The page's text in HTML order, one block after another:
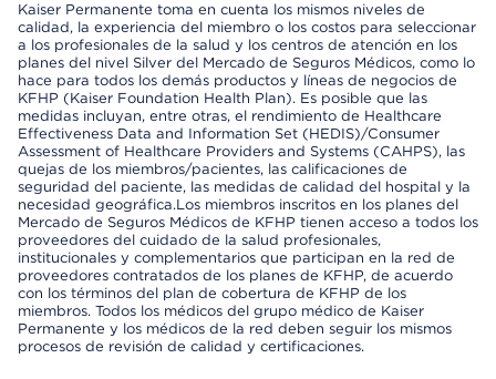
Kaiser Permanente toma en cuenta los mismos niveles de
calidad, la experiencia del miembro o los costos para seleccionar
a los profesionales de la salud y los centros de atención en los
planes del nivel Silver del Mercado de Seguros Médicos, como lo
hace para todos los demás productos y líneas de negocios de
KFHP (Kaiser Foundation Health Plan). Es posible que las
medidas incluyan, entre otras, el rendimiento de Healthcare
Effectiveness Data and Information Set (HEDIS)/Consumer
Assessment of Healthcare Providers and Systems (CAHPS), las
quejas de los miembros/pacientes, las calificaciones de
seguridad del paciente, las medidas de calidad del hospital y la
necesidad geográfica.Los miembros inscritos en los planes del
Mercado de Seguros Médicos de KFHP tienen acceso a todos los
proveedores del cuidado de la salud profesionales,
institucionales y complementarios que participan en la red de
proveedores contratados de los planes de KFHP, de acuerdo
con los términos del plan de cobertura de KFHP de los
miembros. Todos los médicos del grupo médico de Kaiser
Permanente y los médicos de la red deben seguir los mismos
procesos de revisión de calidad y certificaciones.